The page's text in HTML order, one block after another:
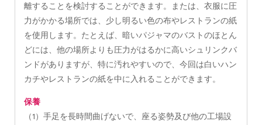
離することを検討することができます。または、衣服に圧
力がかかる場所では、少し明るい色の布やレストランの紙
を使用します。たとえば、暗いパジャマのバストのほとん
どには、他の場所よりも圧力がはるかに高いシュリンクバ
ンドがありますが、特に汚れやすいので、今回は白いハン
カチやレストランの紙を中に入れることができます。
保養
（1）手足を長時間曲げないで、座る姿勢及び他の工場設